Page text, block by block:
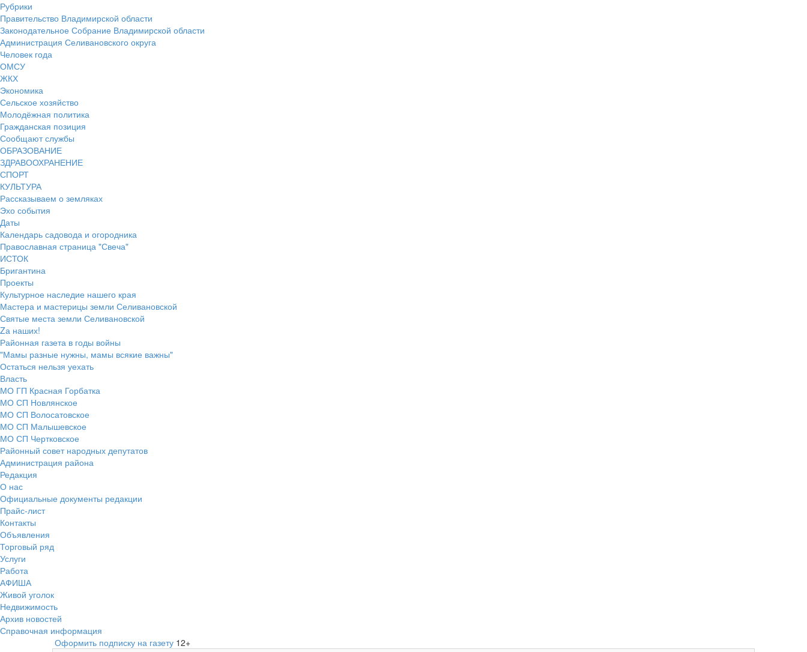
Рубрики
Правительство Владимирской области
Законодательное Собрание Владимирской области
Администрация Селивановского округа
Человек года
ОМСУ
ЖКХ
Экономика
Сельское хозяйство
Молодёжная политика
Гражданская позиция
Сообщают службы
ОБРАЗОВАНИЕ
ЗДРАВООХРАНЕНИЕ
СПОРТ
КУЛЬТУРА
Рассказываем о земляках
Эхо события
Даты
Календарь садовода и огородника
Православная страница "Свеча"
ИСТОК
Бригантина
Проекты
Культурное наследие нашего края
Мастера и мастерицы земли Селивановской
Святые места земли Селивановской
Zа наших!
Районная газета в годы войны
"Мамы разные нужны, мамы всякие важны"
Остаться нельзя уехать
Власть
МО ГП Красная Горбатка
МО СП Новлянское
МО СП Волосатовское
МО СП Малышевское
МО СП Чертковское
Районный совет народных депутатов
Администрация района
Редакция
О нас
Официальные документы редакции
Прайс-лист
Контакты
Объявления
Торговый ряд
Услуги
Работа
АФИША
Живой уголок
Недвижимость
Архив новостей
Справочная информация
Оформить подписку на газету 12+